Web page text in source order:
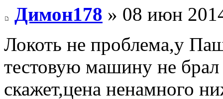
Димон178 » 08 июн
Локоть не проблема,у
тестовую машину не
скажет,цена ненамного